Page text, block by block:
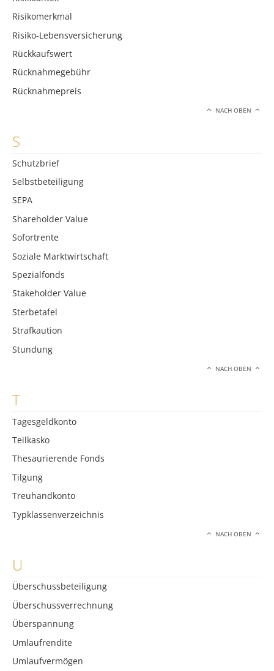
Risikomerkmal
Risiko-Lebensversicherung
Rückkaufswert
Rücknahmegebühr
Rücknahmepreis
NACH OBEN
S
Schutzbrief
Selbstbeteiligung
SEPA
Shareholder Value
Sofortrente
Soziale Marktwirtschaft
Spezialfonds
Stakeholder Value
Sterbetafel
Strafkaution
Stundung
NACH OBEN
T
Tagesgeldkonto
Teilkasko
Thesaurierende Fonds
Tilgung
Treuhandkonto
Typklassenverzeichnis
NACH OBEN
U
Überschussbeteiligung
Überschussverrechnung
Überspannung
Umlaufrendite
Umlaufvermögen